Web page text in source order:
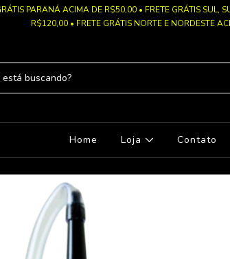
PARANÁ ACIMA DE R$50,00 • FRETE GRÁTIS SUL,
R$120,00 • FRETE GRÁTIS NORTE E NORDESTE
Home Loja Contato